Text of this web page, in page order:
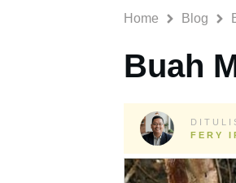
Home Blog
Buah
FERY